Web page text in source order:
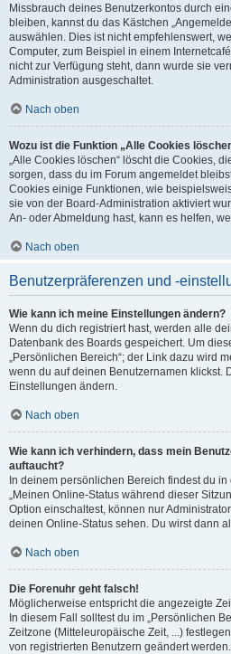
Missbrauch deines Benutzerkontos durch
bleiben, kannst du das Kästchen
auswählen. Dies ist nicht empfehlenswert,
Computer, zum Beispiel in einem
nicht zur Verfügung steht, dann wurde sie
Administration ausgeschaltet.
Nach oben
Wozu ist die Funktion „Alle Cookies
„Alle Cookies löschen“ löscht die Cookies,
sorgen, dass du im Forum angemeldet
Cookies einige Funktionen, wie
sie von der Board-Administration aktiviert
An- oder Abmeldung hast, kann es helfen,
Nach oben
Benutzerpräferenzen und -
Wie kann ich meine Einstellungen ändern?
Wenn du dich registriert hast, werden alle
Datenbank des Boards gespeichert. Um
„Persönlichen Bereich“; der Link dazu wird
wenn du auf deinen Benutzernamen klickst.
Einstellungen ändern.
Nach oben
Wie kann ich verhindern, dass mein
auftaucht?
In deinem persönlichen Bereich findest du
„Meinen Online-Status während dieser
Option einschaltest, können nur
deinen Online-Status sehen. Du wirst dann
Nach oben
Die Forenuhr geht falsch!
Möglicherweise entspricht die angezeigte
In diesem Fall solltest du im „Persönlichen
Zeitzone (Mitteleuropäische Zeit, ...)
von registrierten Benutzern geändert